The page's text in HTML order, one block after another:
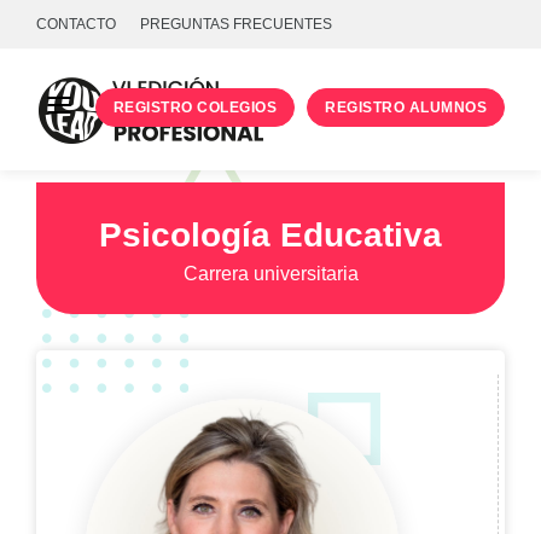
CONTACTO PREGUNTAS FRECUENTES
REGISTRO COLEGIOS REGISTRO ALUMNOS
TALLERES
UNIVERSIDADES
INICIA SESIÓN
Psicología Educativa
Carrera universitaria